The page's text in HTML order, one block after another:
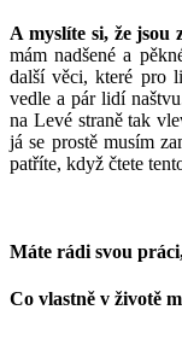
A myslíte si, že jsou
mám nadšené a
další věci, které pro
vedle a pár lidí
na Levé straně tak
já se prostě musím
patříte, když čtete
Máte rádi svou
Co vlastně v životě